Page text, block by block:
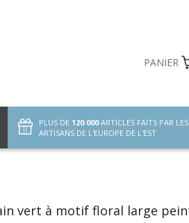
vert à motif floral large
PANIER
PLUS DE 120 000ARTICLES FAITS PAR LES
ARTISANS DE L'EUROPE DE L'EST